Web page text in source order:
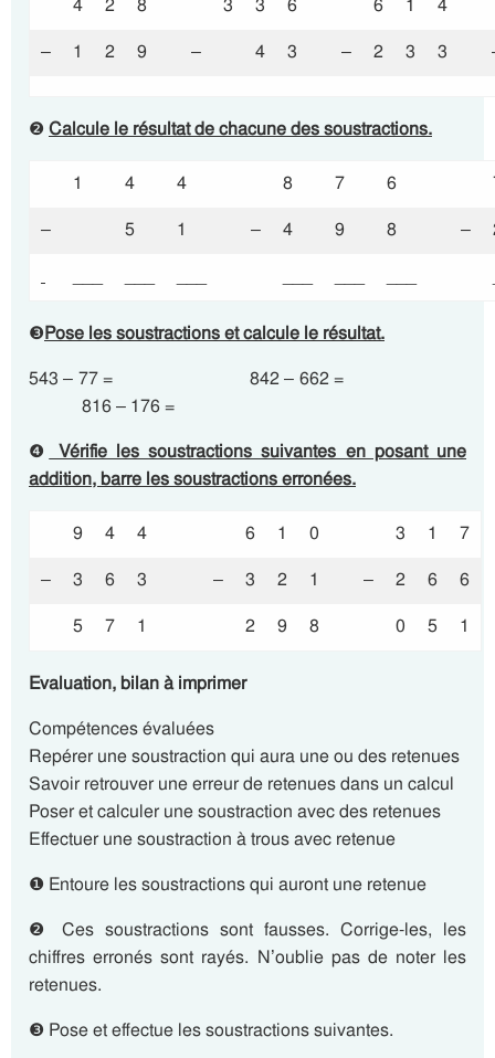
4 2 8 3 3 6 6 1
4
–
1 2 9 – 4 3 – 2 3 3
❷Calcule le résultat de chacune des soustractions.
1 4 4 8 7 6
–
5 1 – 4 9 8 –
❸Pose les soustractions et calcule le résultat.
543 – 77 = 842 – 662 =
816 – 176 =
❹
Vérifie les soustractions suivantes en posant une
addition, barre les soustractions erronées.
9 4 4 6 1 0 3 1
7
–
3 6 3 – 3 2 1 – 2 6
6
5
7 1 2 9 8 0 5 1
Evaluation, bilan à imprimer
Compétences évaluées
Repérer une soustraction qui aura une ou des retenues
Savoir retrouver une erreur de retenues dans un calcul
Poser et calculer une soustraction avec des retenues
Effectuer une soustraction à trous avec retenue
❶ Entoure les soustractions qui auront une retenue
❷ Ces soustractions sont fausses. Corrige-les, les
chiffres erronés sont rayés. N’oublie pas de noter les
retenues.
❸ Pose et effectue les soustractions suivantes.